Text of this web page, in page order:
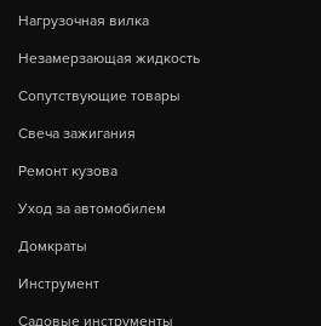
Нагрузочная вилка
Незамерзающая жидкость
Сопутствующие товары
Свеча зажигания
Ремонт кузова
Уход за автомобилем
Домкраты
Инструмент
Садовые инструменты